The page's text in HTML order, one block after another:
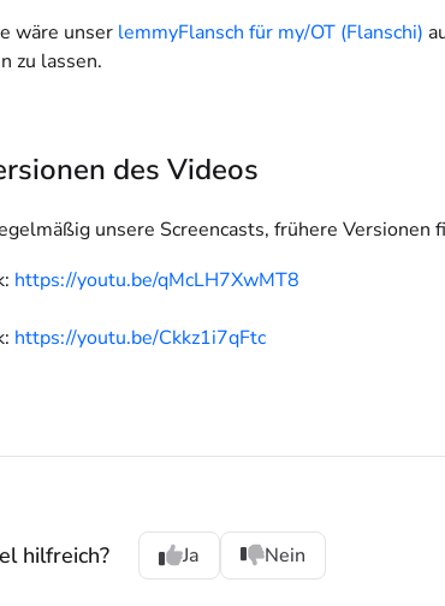
wäre unser lemmyFlansch für my/OT (Flanschi)
zu lassen.
des Videos
unsere Screencasts, frühere Versionen
https://youtu.be/qMcLH7XwMT8
https://youtu.be/Ckkz1i7qFtc
hilfreich? Ja Nein